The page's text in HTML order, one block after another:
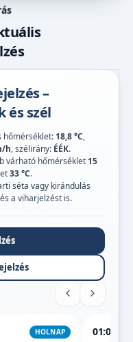
–
és szél
hőmérséklet: 18,8 °C,
h, szélirány: ÉÉK.
várható hőmérséklet 15
33 °C.
séta vagy kirándulás
a viharjelzést is.
HOLNAP 01:00